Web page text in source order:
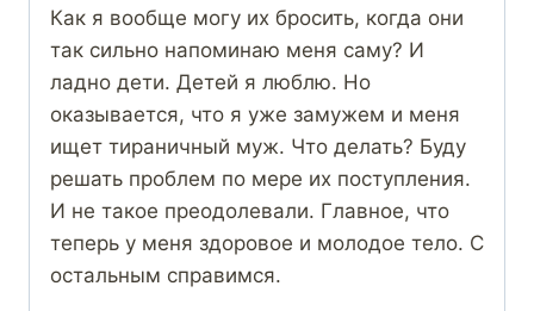
Как я вообще могу их бросить, когда они
так сильно напоминаю меня саму? И
ладно дети. Детей я люблю. Но
оказывается, что я уже замужем и меня
ищет тираничный муж. Что делать? Буду
решать проблем по мере их поступления.
И не такое преодолевали. Главное, что
теперь у меня здоровое и молодое тело. С
остальным справимся.